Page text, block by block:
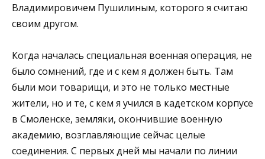
Владимировичем Пушилиным, которого я считаю
своим другом.
Когда началась специальная военная операция, не
было сомнений, где и с кем я должен быть. Там
были мои товарищи, и это не только местные
жители, но и те, с кем я учился в кадетском корпусе
в Смоленске, земляки, окончившие военную
академию, возглавляющие сейчас целые
соединения. С первых дней мы начали по линии